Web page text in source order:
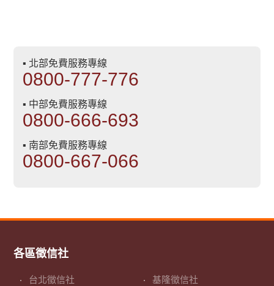
▪ 北部免費服務專線
0800-777-776
▪ 中部免費服務專線
0800-666-693
▪ 南部免費服務專線
0800-667-066
各區徵信社
台北徵信社 基隆徵信社